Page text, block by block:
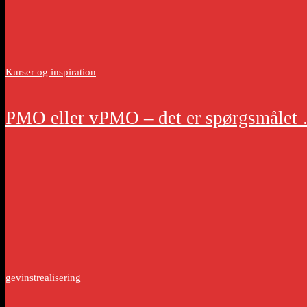
Kurser og inspiration
PMO eller vPMO – det er
gevinstrealisering